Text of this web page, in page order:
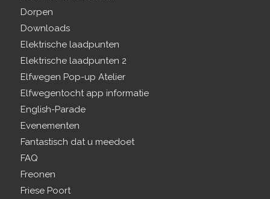
Dorpen
Downloads
Elektrische laadpunten
Elektrische laadpunten 2
Elfwegen Pop-up Atelier
Elfwegentocht app informatie
English-Parade
Evenementen
Fantastisch dat u meedoet
FAQ
Freonen
Friese Poort